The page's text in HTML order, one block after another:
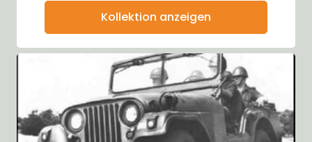
Kollektion anzeigen